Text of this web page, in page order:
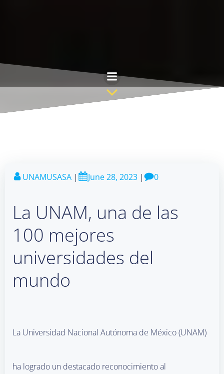
UNAMUSASA | June 28, 2023 | 0
La UNAM, una de las
100 mejores
universidades del
mundo
La Universidad Nacional Autónoma de México (UNAM)
ha logrado un destacado reconocimiento al